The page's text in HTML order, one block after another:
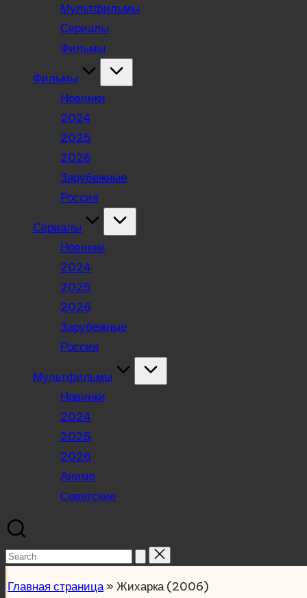
Мультфильмы
Сериалы
Фильмы
Фильмы
Новинки
2024
2025
2026
Зарубежные
Россия
Сериалы
Новинки
2024
2025
2026
Зарубежные
Россия
Мультфильмы
Новинки
2024
2025
2026
Аниме
Советские
Search
Главная страница» Жихарка (2006)